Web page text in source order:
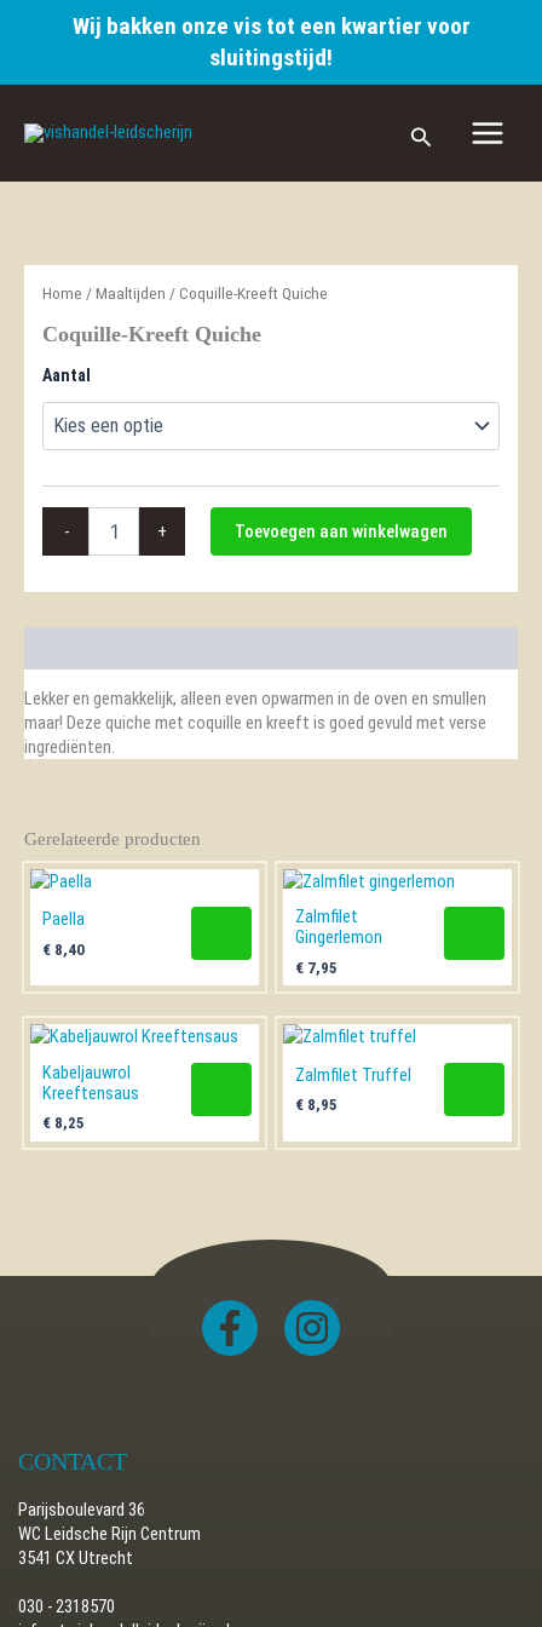
Wij bakken onze vis tot een kwartier voor
sluitingstijd!
naar
Zoeken
Home / Maaltijden / Coquille-Kreeft Quiche
Coquille-Kreeft Quiche
Aantal
-
aantal
+ Toevoegen aan winkelwagen
Lekker en gemakkelijk, alleen even opwarmen in de oven en smullen
maar! Deze quiche met coquille en kreeft is goed gevuld met verse
ingrediënten.
Gerelateerde producten
Paella
€ 8,40
Zalmfilet
Gingerlemon
€ 7,95
Kabeljauwrol
Kreeftensaus
€ 8,25
Zalmfilet Truffel
€ 8,95
CONTACT
Parijsboulevard 36
WC Leidsche Rijn Centrum
3541 CX Utrecht
030 - 2318570